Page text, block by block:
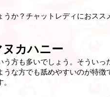
か？チャットレディにおス
カハニー
方も多いでしょう。そうい
な方でも舐めやすいのが特徴